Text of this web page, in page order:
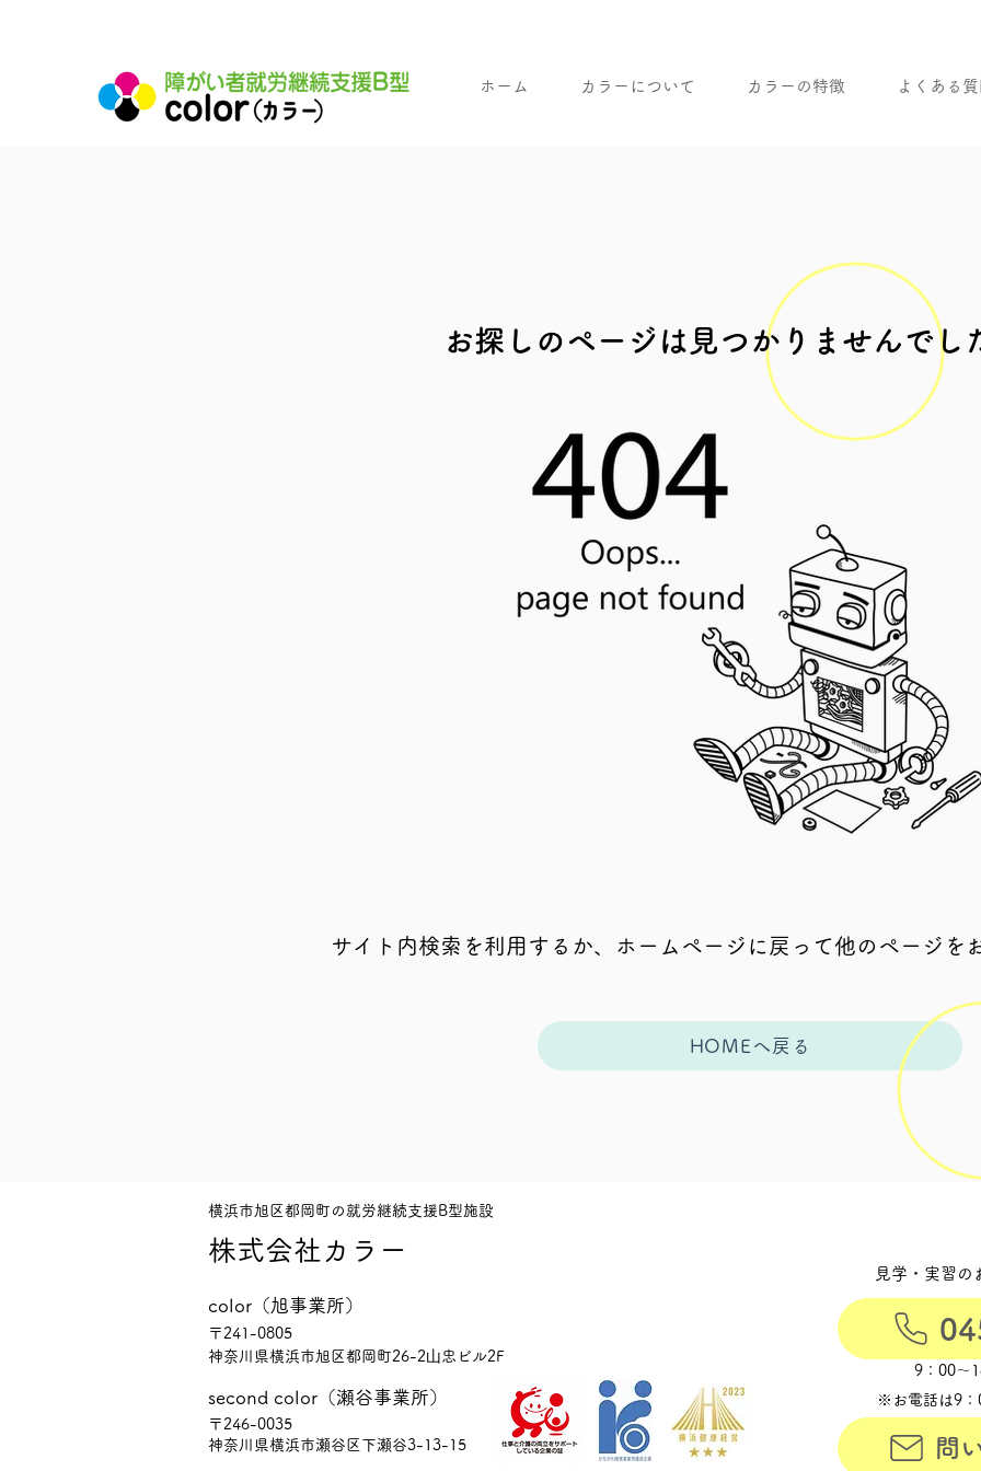
ホーム カラーについて カラーの特徴 よくある質
お探しのページは見つかりませんでし
サイト内検索を利用するか、ホームページに戻って他のページを
HOMEへ戻る
横浜市旭区都岡町の就労継続支援B型施設
株式会社カラー
color（旭事業所）
〒241-0805
神奈川県横浜市旭区都岡町26-2⼭忠ビル2F
second color（瀬谷事業所）
〒246-0035
神奈川県横浜市瀬谷区下瀬谷3-13-15
見学・実習の
9：00〜
※お電話は9
問